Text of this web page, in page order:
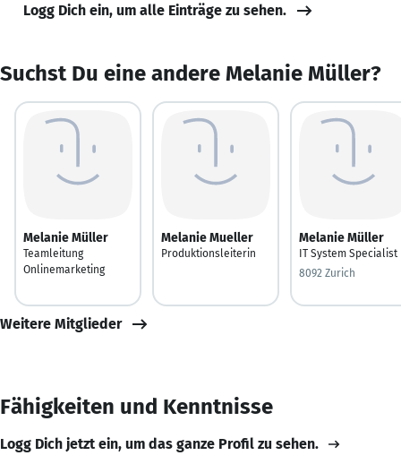
Logg Dich ein, um alle Einträge zu sehen.
Suchst Du eine andere Melanie Müller?
Melanie Müller
Teamleitung
Onlinemarketing
Melanie Mueller
Produktionsleiterin
Melanie Müller
IT System Specialist
8092 Zurich
Weitere Mitglieder
Fähigkeiten und Kenntnisse
Logg Dich jetzt ein, um das ganze Profil zu sehen.